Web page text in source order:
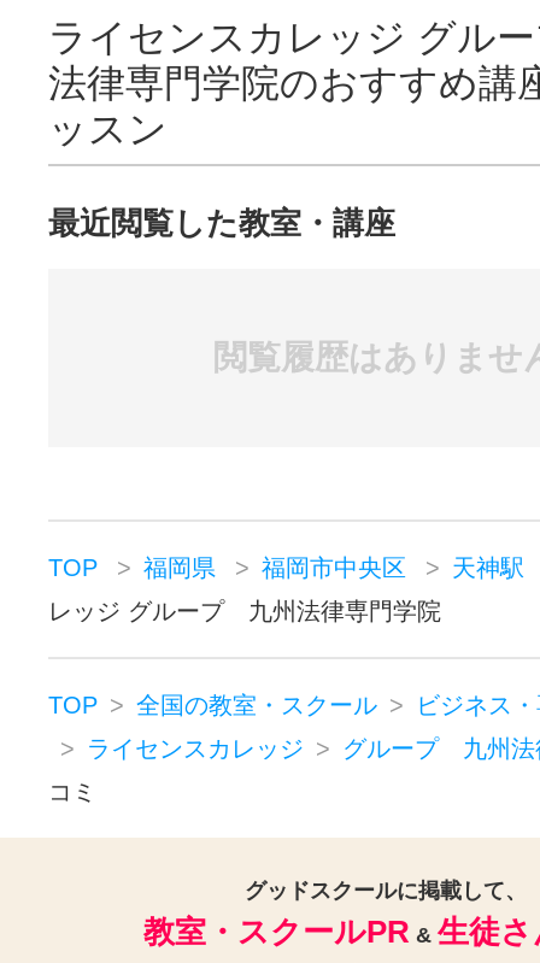
ライセンスカレッジ グル
法律専門学院のおすすめ講
ッスン
最近閲覧した教室・講座
閲覧履歴はありませ
TOP 福岡県 福岡市中央区
天神駅
レッジ グループ 九州法律専門学院
TOP 全国の教室・スクール
ビジネス
ライセンスカレッジ
グループ 九州法
コミ
グッドスクールに掲載して、
教室・スクールPR & 生徒